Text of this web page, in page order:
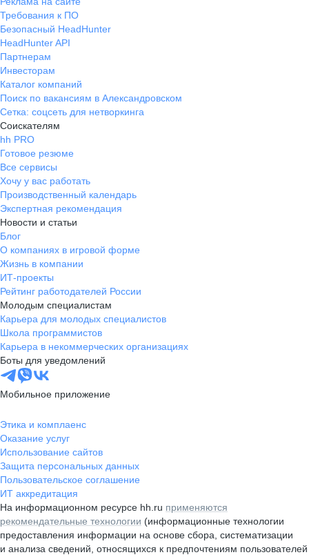
Требования к ПО
Безопасный HeadHunter
HeadHunter API
Партнерам
Инвесторам
Каталог компаний
Поиск по вакансиям в Александровском
Сетка: соцсеть для нетворкинга
Соискателям
hh PRO
Готовое резюме
Все сервисы
Хочу у вас работать
Производственный календарь
Экспертная рекомендация
Новости и статьи
Блог
О компаниях в игровой форме
Жизнь в компании
ИТ-проекты
Рейтинг работодателей России
Молодым специалистам
Карьера для молодых специалистов
Школа программистов
Карьера в некоммерческих организациях
Боты для уведомлений
Мобильное приложение
Этика и комплаенс
Оказание услуг
Использование сайтов
Защита персональных данных
Пользовательское соглашение
ИТ аккредитация
На информационном ресурсе hh.ru применяются
рекомендательные технологии (информационные технологии
предоставления информации на основе сбора, систематизации
и анализа сведений, относящихся к предпочтениям пользователей